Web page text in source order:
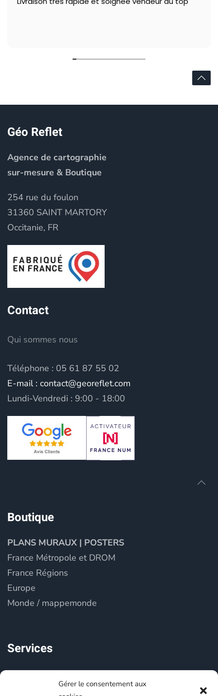
Gérer le consentement aux
Géo Reflet
Agence de cartographie
sur-mesure & Boutique
254 rue du foulon
31360 SAINT MARTORY
Occitanie, FR
Contact
Qui sommes nous
Téléphone : 05 61 87 55 02
E-mail : contact@georeflet.com
Lundi-Vendredi : 9:00 - 18:00
Boutique
PLANS MURAUX | POSTERS
France Métropole et DROM
France Régions
Europe
Monde / mappemonde
Services